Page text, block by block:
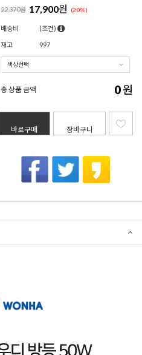
22,370원 17,900원 (20%)
배송비 (조건)
재고 997
총 상품 금액 0원
바로구매 장바구니